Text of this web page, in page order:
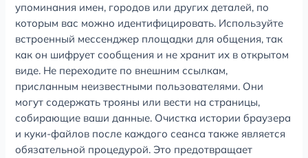
упоминания имен, городов или других деталей, по
которым вас можно идентифицировать. Используйте
встроенный мессенджер площадки для общения, так
как он шифрует сообщения и не хранит их в открытом
виде. Не переходите по внешним ссылкам,
присланным неизвестными пользователями. Они
могут содержать трояны или вести на страницы,
собирающие ваши данные. Очистка истории браузера
и куки-файлов после каждого сеанса также является
обязательной процедурой. Это предотвращает